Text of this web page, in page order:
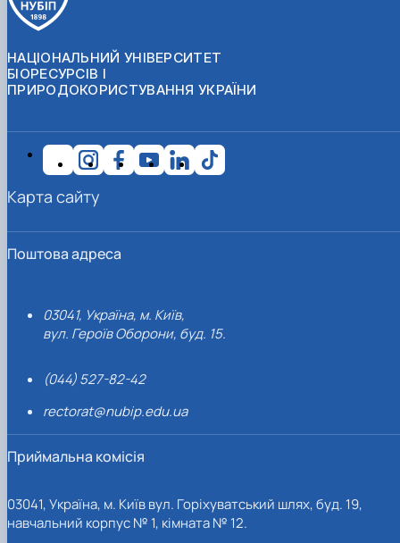
НАЦІОНАЛЬНИЙ УНІВЕРСИТЕТ
БІОРЕСУРСІВ І
ПРИРОДОКОРИСТУВАННЯ УКРАЇНИ
Поштова адреса
03041, Україна, м. Київ,
вул. Героїв Оборони, буд. 15.
(044) 527-82-42
rectorat@nubip.edu.ua
Приймальна комісія
03041, Україна, м. Київ вул. Горіхуватський шлях, буд. 19,
навчальний корпус № 1, кімната № 12.
Карта сайту